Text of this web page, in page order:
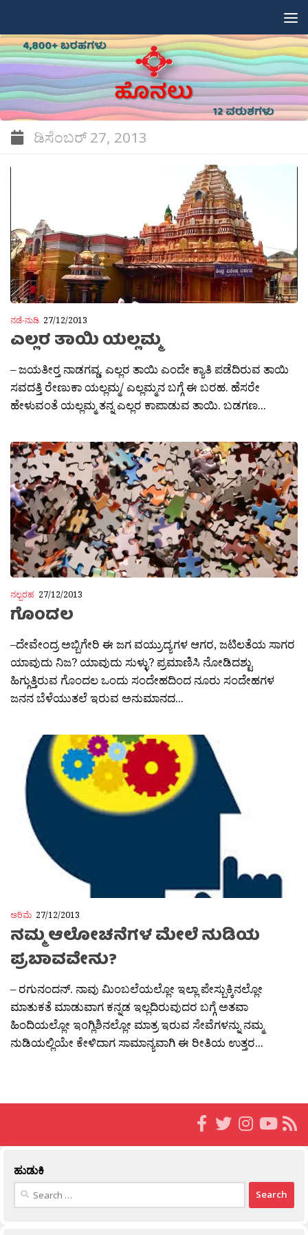
ಡಿಸೆಂಬರ್ 27, 2013
ನಡೆ-ನುಡಿ 27/12/2013
ಎಲ್ಲರ ತಾಯಿ ಯಲ್ಲಮ್ಮ
– ಜಯತೀರ‍್ತ ನಾಡಗವ್ಡ. ಎಲ್ಲರ ತಾಯಿ ಎಂದೇ ಕ್ಯಾತಿ ಪಡೆದಿರುವ ತಾಯಿ
ಸವದತ್ತಿ ರೇಣುಕಾ ಯಲ್ಲಮ್ಮ/ ಎಲ್ಲಮ್ಮನ ಬಗ್ಗೆ ಈ ಬರಹ. ಹೆಸರೇ
ಹೇಳುವಂತೆ ಯಲ್ಲಮ್ಮ ತನ್ನ ಎಲ್ಲರ ಕಾಪಾಡುವ ತಾಯಿ. ಬಡಗಣ...
ನಲ್ಬರಹ 27/12/2013
ಗೊಂದಲ
–ದೇವೇಂದ್ರ ಅಬ್ಬಿಗೇರಿ ಈ ಜಗ ವಯ್ರುದ್ಯಗಳ ಆಗರ, ಜಟಿಲತೆಯ ಸಾಗರ
ಯಾವುದು ನಿಜ? ಯಾವುದು ಸುಳ್ಳು? ಪ್ರಮಾಣಿಸಿ ನೋಡಿದಶ್ಟು
ಹಿಗ್ಗುತ್ತಿರುವ ಗೊಂದಲ ಒಂದು ಸಂದೇಹದಿಂದ ನೂರು ಸಂದೇಹಗಳ
ಜನನ ಬೆಳೆಯುತಲೆ ಇರುವ ಅನುಮಾನದ...
ಅರಿಮೆ 27/12/2013
ನಮ್ಮ ಆಲೋಚನೆಗಳ ಮೇಲೆ ನುಡಿಯ
ಪ್ರಬಾವವೇನು?
– ರಗುನಂದನ್. ನಾವು ಮಿಂಬಲೆಯಲ್ಲೋ ಇಲ್ಲಾ ಪೇಸ್ಬುಕ್ಕಿನಲ್ಲೋ
ಮಾತುಕತೆ ಮಾಡುವಾಗ ಕನ್ನಡ ಇಲ್ಲದಿರುವುದರ ಬಗ್ಗೆ ಅತವಾ
ಹಿಂದಿಯಲ್ಲೋ ಇಂಗ್ಲಿಶಿನಲ್ಲೋ ಮಾತ್ರ ಇರುವ ಸೇವೆಗಳನ್ನು ನಮ್ಮ
ನುಡಿಯಲ್ಲಿಯೇ ಕೇಳಿದಾಗ ಸಾಮಾನ್ಯವಾಗಿ ಈ ರೀತಿಯ ಉತ್ತರ...
ಹುಡುಕಿ
Search